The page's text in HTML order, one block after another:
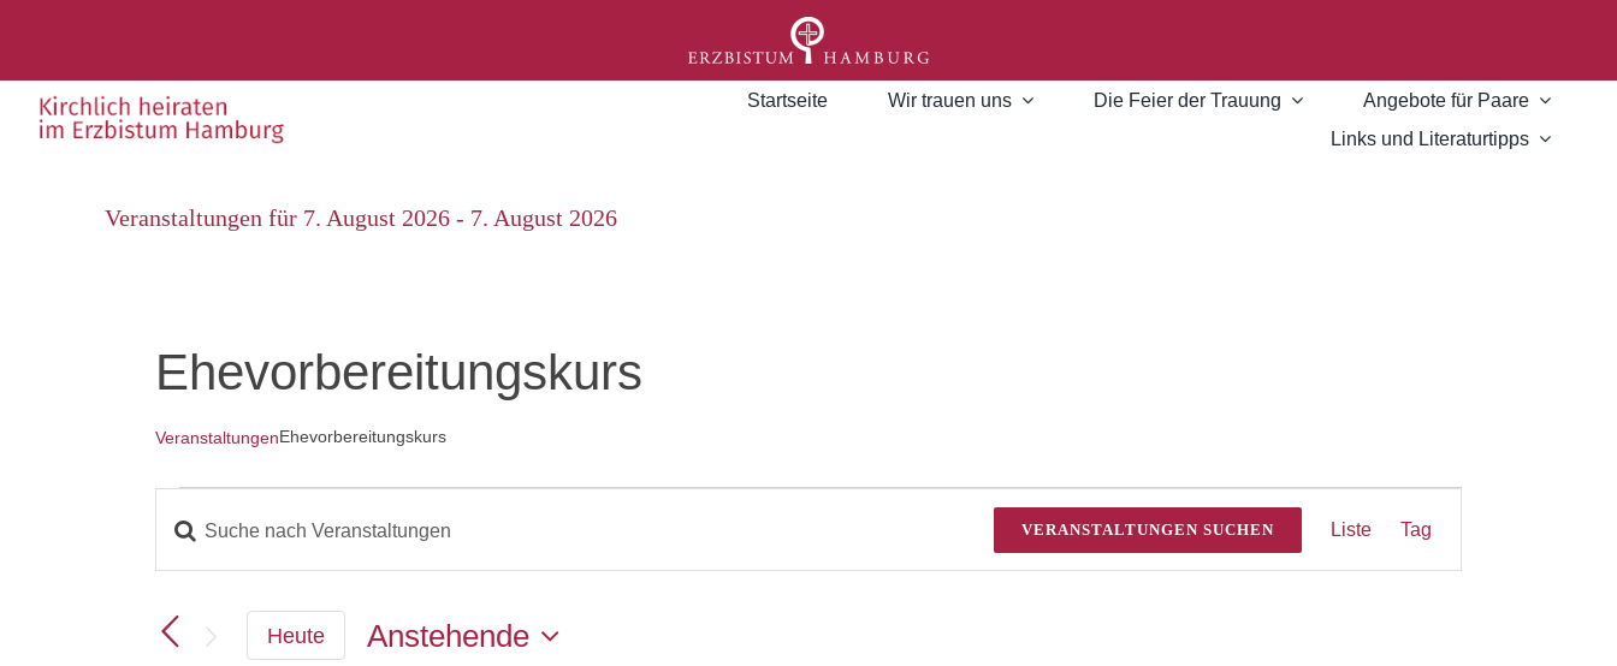
springen
Startseite
Wir trauen uns Die Feier der Trauung
Angebote für Paare
Links und Literaturtipps
Veranstaltungen für 7. August 2026 - 7. August 2026
Ehevorbereitungskurs
VeranstaltungenEhevorbereitungskurs
Veranstaltungen
Veranstaltungen
Suche
Bitte
Suche
VERANSTALTUNGEN SUCHEN
Ansichten-
Liste Tag
Heute
Anstehende